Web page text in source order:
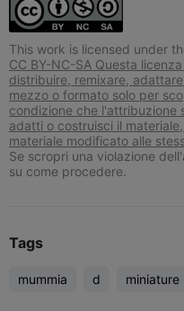
This work is licensed under
CC BY-NC-SA Questa
distribuire, remixare,
mezzo o formato solo per
condizione che l'attribuzione
adatti o costruisci il
materiale modificato alle
Se scropri una violazione
su come procedere.
Tags
mummia d miniature